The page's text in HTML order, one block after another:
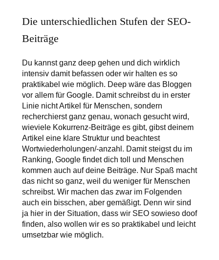
Die unterschiedlichen Stufen der SEO-
Beiträge
Du kannst ganz deep gehen und dich wirklich
intensiv damit befassen oder wir halten es so
praktikabel wie möglich. Deep wäre das Bloggen
vor allem für Google. Damit schreibst du in erster
Linie nicht Artikel für Menschen, sondern
recherchierst ganz genau, wonach gesucht wird,
wieviele Kokurrenz-Beiträge es gibt, gibst deinem
Artikel eine klare Struktur und beachtest
Wortwiederholungen/-anzahl. Damit steigst du im
Ranking, Google findet dich toll und Menschen
kommen auch auf deine Beiträge. Nur Spaß macht
das nicht so ganz, weil du weniger für Menschen
schreibst. Wir machen das zwar im Folgenden
auch ein bisschen, aber gemäßigt. Denn wir sind
ja hier in der Situation, dass wir SEO sowieso doof
finden, also wollen wir es so praktikabel und leicht
umsetzbar wie möglich.